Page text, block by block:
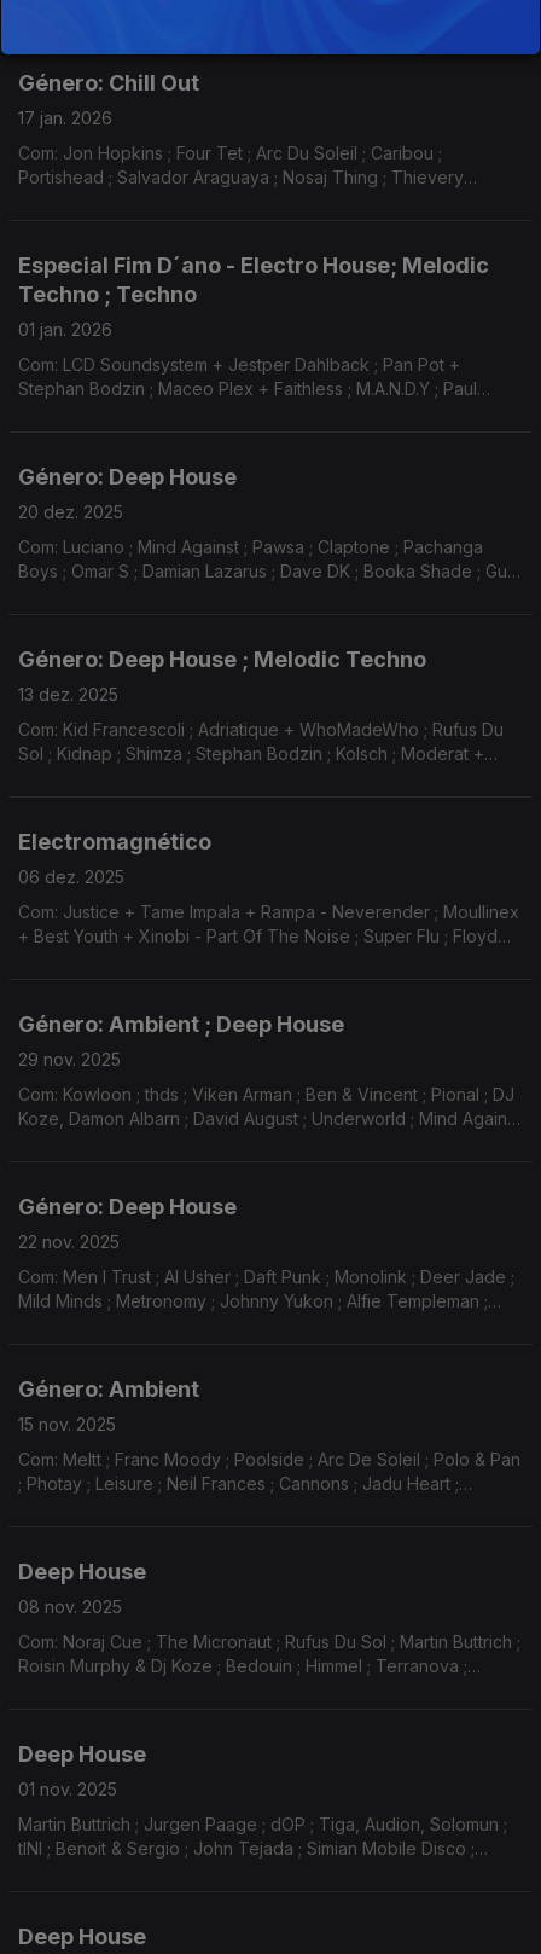
Género: Chill Out
17 jan. 2026
Com: Jon Hopkins ; Four Tet ; Arc Du Soleil ; Caribou ;
Portishead ; Salvador Araguaya ; Nosaj Thing ; Thievery
Especial Fim D´ano - Electro House; Melodic
Techno ; Techno
01 jan. 2026
Com: LCD Soundsystem + Jestper Dahlback ; Pan Pot +
Stephan Bodzin ; Maceo Plex + Faithless ; M.A.N.D.Y ; Paul
Género: Deep House
20 dez. 2025
Com: Luciano ; Mind Against ; Pawsa ; Claptone ; Pachanga
Boys ; Omar S ; Damian Lazarus ; Dave DK ; Booka Shade ; Gui
Género: Deep House ; Melodic Techno
13 dez. 2025
Com: Kid Francescoli ; Adriatique + WhoMadeWho ; Rufus Du
Sol ; Kidnap ; Shimza ; Stephan Bodzin ; Kolsch ; Moderat +
Electromagnético
06 dez. 2025
Com: Justice + Tame Impala + Rampa - Neverender ; Moullinex
+ Best Youth + Xinobi - Part Of The Noise ; Super Flu ; Floyd
Género: Ambient ; Deep House
29 nov. 2025
Com: Kowloon ; thds ; Viken Arman ; Ben & Vincent ; Pional ; DJ
Koze, Damon Albarn ; David August ; Underworld ; Mind Against
Género: Deep House
22 nov. 2025
Com: Men I Trust ; Al Usher ; Daft Punk ; Monolink ; Deer Jade ;
Mild Minds ; Metronomy ; Johnny Yukon ; Alfie Templeman ;
Género: Ambient
15 nov. 2025
Com: Meltt ; Franc Moody ; Poolside ; Arc De Soleil ; Polo & Pan
; Photay ; Leisure ; Neil Frances ; Cannons ; Jadu Heart ;
Deep House
08 nov. 2025
Com: Noraj Cue ; The Micronaut ; Rufus Du Sol ; Martin Buttrich ;
Roisin Murphy & Dj Koze ; Bedouin ; Himmel ; Terranova ;
Deep House
01 nov. 2025
Martin Buttrich ; Jurgen Paage ; dOP ; Tiga, Audion, Solomun ;
tINI ; Benoit & Sergio ; John Tejada ; Simian Mobile Disco ;
Deep House